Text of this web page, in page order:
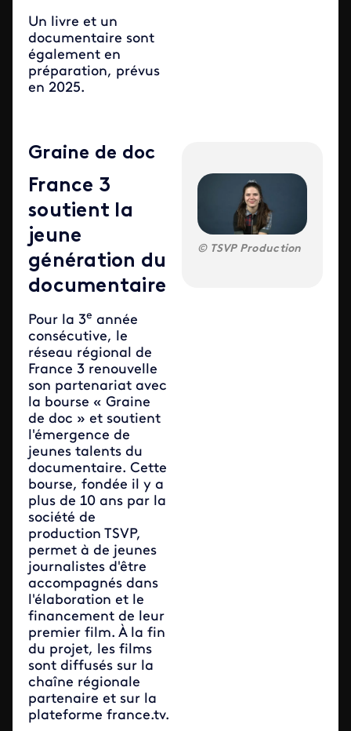
Un livre et un
documentaire sont
également en
préparation, prévus
en 2025.
Graine de doc
France 3
soutient la
jeune
génération du
documentaire
Pour la 3e année
consécutive, le
réseau régional de
France 3 renouvelle
son partenariat avec
la bourse « Graine
de doc » et soutient
l'émergence de
jeunes talents du
documentaire. Cette
bourse, fondée il y a
plus de 10 ans par la
société de
production TSVP,
permet à de jeunes
journalistes d'être
accompagnés dans
l'élaboration et le
financement de leur
premier film. À la fin
du projet, les films
sont diffusés sur la
chaîne régionale
partenaire et sur la
plateforme france.tv.
TSVP Production